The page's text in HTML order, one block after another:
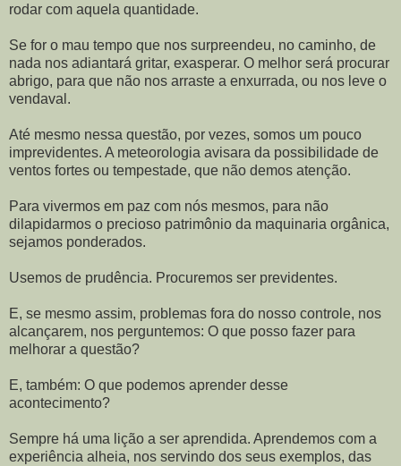
rodar com aquela quantidade.
Se for o mau tempo que nos surpreendeu, no caminho, de
nada nos adiantará gritar, exasperar. O melhor será procurar
abrigo, para que não nos arraste a enxurrada, ou nos leve o
vendaval.
Até mesmo nessa questão, por vezes, somos um pouco
imprevidentes. A meteorologia avisara da possibilidade de
ventos fortes ou tempestade, que não demos atenção.
Para vivermos em paz com nós mesmos, para não
dilapidarmos o precioso patrimônio da maquinaria orgânica,
sejamos ponderados.
Usemos de prudência. Procuremos ser previdentes.
E, se mesmo assim, problemas fora do nosso controle, nos
alcançarem, nos perguntemos: O que posso fazer para
melhorar a questão?
E, também: O que podemos aprender desse
acontecimento?
Sempre há uma lição a ser aprendida. Aprendemos com a
experiência alheia, nos servindo dos seus exemplos, das